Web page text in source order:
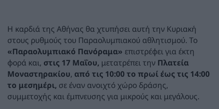
Η καρδιά της Αθήνας θα χτυπήσει αυτή την Κυριακή
στους ρυθμούς του Παραολυμπιακού αθλητισμού. Το
«Παραολυμπιακό Πανόραμα» επιστρέφει για έκτη
φορά και, στις 17 Μαΐου, μετατρέπει την Πλατεία
Μοναστηρακίου, από τις 10:00 το πρωί έως τις 14:00
το μεσημέρι, σε έναν ανοιχτό χώρο δράσης,
συμμετοχής και έμπνευσης για μικρούς και μεγάλους.